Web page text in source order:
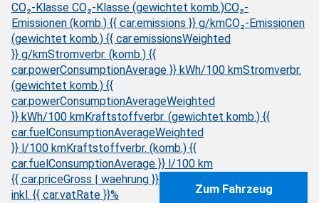
CO₂-Klasse CO₂-Klasse (gewichtet komb.)CO₂-
Emissionen (komb.) {{ car.emissions }} g/kmCO₂-Emissionen
(gewichtet komb.) {{ car.emissionsWeighted
}} g/kmStromverbr. (komb.) {{
car.powerConsumptionAverage }} kWh/100 kmStromverbr.
(gewichtet komb.) {{
car.powerConsumptionAverageWeighted
}} kWh/100 kmKraftstoffverbr. (gewichtet komb.) {{
car.fuelConsumptionAverageWeighted
}} l/100 kmKraftstoffverbr. (komb.) {{
car.fuelConsumptionAverage }} l/100 km
{{ car.priceGross | waehrung }}
inkl. {{ car.vatRate }}%
Zum Fahrzeug